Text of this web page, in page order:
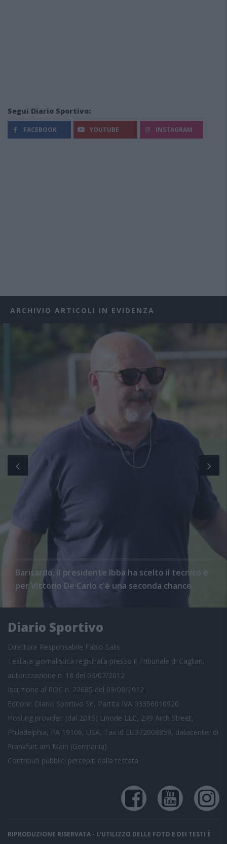
Segui Diario Sportivo:
FACEBOOK YOUTUBE INSTAGRAM
ARCHIVIO ARTICOLI IN EVIDENZA
Barisardo, il presidente Ibba ha scelto il tecnico e
per Vittorio De Carlo c'è una seconda chance
Diario Sportivo
Direttore Responsabile Fabio Salis
Testata giornalistica registrata presso il Tribunale di Cagliari,
autorizzazione n. 18 del 03/07/2012
Iscrizione al ROC n. 22685 del 03/08/2012
Editore: Diario Sportivo Srl, Partita IVA 03356010920
Hosting provider: (dal 2015) Linode LLC, 249 Arch Street,
Philadelphia, PA 19106, USA, Tax id EU372008859, datacenter di
Frankfurt am Main (Germania)
Contributi pubblici percepiti dalla testata
RIPRODUZIONE RISERVATA - L'UTILIZZO DELLE FOTO E DEI TESTI È